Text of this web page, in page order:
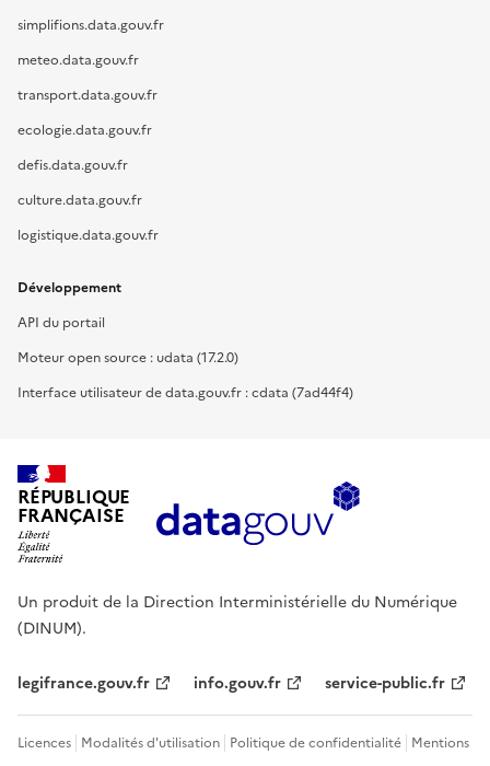
simplifions.data.gouv.fr
meteo.data.gouv.fr
transport.data.gouv.fr
ecologie.data.gouv.fr
defis.data.gouv.fr
culture.data.gouv.fr
logistique.data.gouv.fr
Développement
API du portail
Moteur open source : udata (17.2.0)
Interface utilisateur de data.gouv.fr : cdata (7ad44f4)
RÉPUBLIQUE
FRANÇAISE
Un produit de la Direction Interministérielle du Numérique
(DINUM).
legifrance.gouv.fr info.gouv.fr service-public.fr
Licences Modalités d'utilisation Politique de confidentialité Mentions